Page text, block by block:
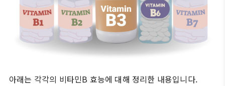
아래는 각각의 비타민B 효능에 대해 정리한 내용입니다.